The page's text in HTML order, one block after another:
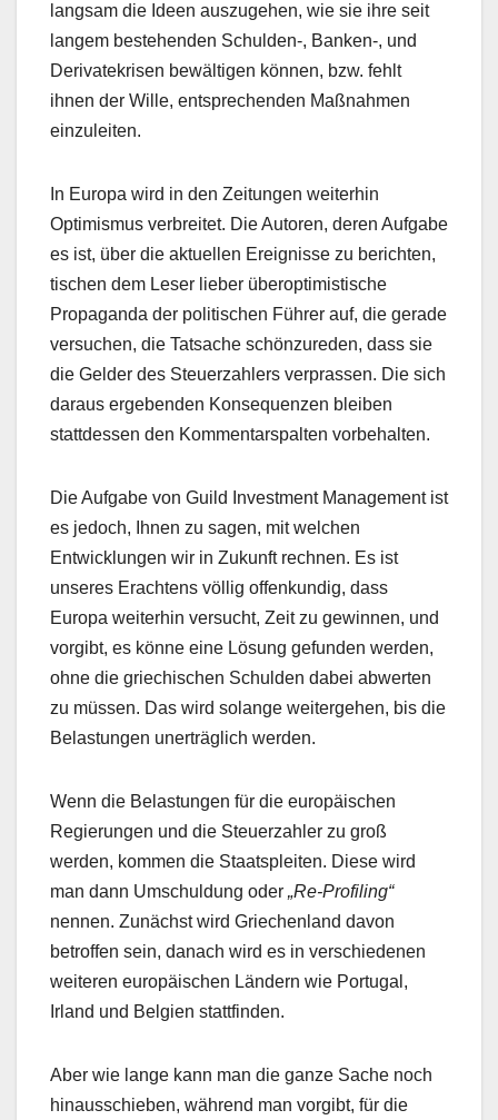
langsam die Ideen auszugehen, wie sie ihre seit
langem bestehenden Schulden-, Banken-, und
Derivatekrisen bewältigen können, bzw. fehlt
ihnen der Wille, entsprechenden Maßnahmen
einzuleiten.
In Europa wird in den Zeitungen weiterhin
Optimismus verbreitet. Die Autoren, deren Aufgabe
es ist, über die aktuellen Ereignisse zu berichten,
tischen dem Leser lieber überoptimistische
Propaganda der politischen Führer auf, die gerade
versuchen, die Tatsache schönzureden, dass sie
die Gelder des Steuerzahlers verprassen. Die sich
daraus ergebenden Konsequenzen bleiben
stattdessen den Kommentarspalten vorbehalten.
Die Aufgabe von Guild Investment Management ist
es jedoch, Ihnen zu sagen, mit welchen
Entwicklungen wir in Zukunft rechnen. Es ist
unseres Erachtens völlig offenkundig, dass
Europa weiterhin versucht, Zeit zu gewinnen, und
vorgibt, es könne eine Lösung gefunden werden,
ohne die griechischen Schulden dabei abwerten
zu müssen. Das wird solange weitergehen, bis die
Belastungen unerträglich werden.
Wenn die Belastungen für die europäischen
Regierungen und die Steuerzahler zu groß
werden, kommen die Staatspleiten. Diese wird
man dann Umschuldung oder „Re-Profiling“
nennen. Zunächst wird Griechenland davon
betroffen sein, danach wird es in verschiedenen
weiteren europäischen Ländern wie Portugal,
Irland und Belgien stattfinden.
Aber wie lange kann man die ganze Sache noch
hinausschieben, während man vorgibt, für die